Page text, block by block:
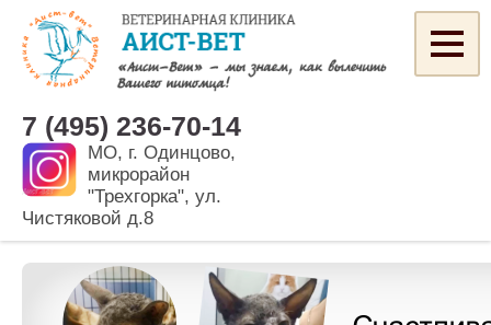
7 (495) 236-70-14
МО, г. Одинцово,
микрорайон
"Трехгорка", ул.
Чистяковой д.8